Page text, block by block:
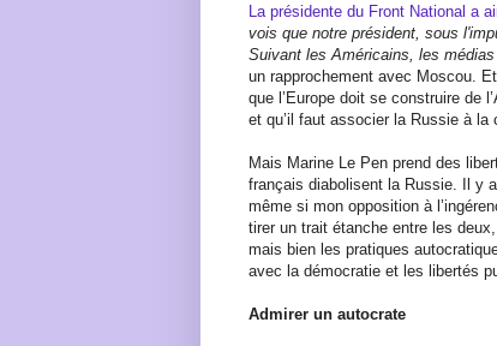
La présidente du Front National a
vois que notre président, sous
Suivant les Américains, les
un rapprochement avec Moscou.
que l’Europe doit se construire de
et qu’il faut associer la Russie à la
Mais Marine Le Pen prend des
français diabolisent la Russie. Il y
même si mon opposition à
tirer un trait étanche entre les
mais bien les pratiques
avec la démocratie et les libertés
Admirer un autocrate